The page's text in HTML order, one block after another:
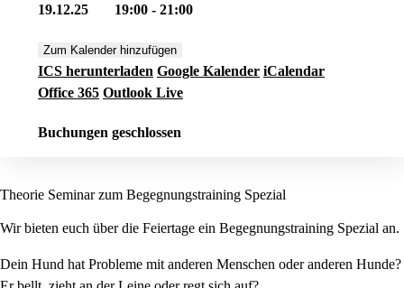
19.12.25 19:00 - 21:00
Zum Kalender hinzufügen
ICS herunterladen Google Kalender iCalendar
Office 365 Outlook Live
Buchungen geschlossen
Theorie Seminar zum Begegnungstraining Spezial
Wir bieten euch über die Feiertage ein Begegnungstraining Spezial an.
Dein Hund hat Probleme mit anderen Menschen oder anderen Hunde?